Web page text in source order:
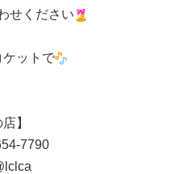
せください
ケットで
】
7790